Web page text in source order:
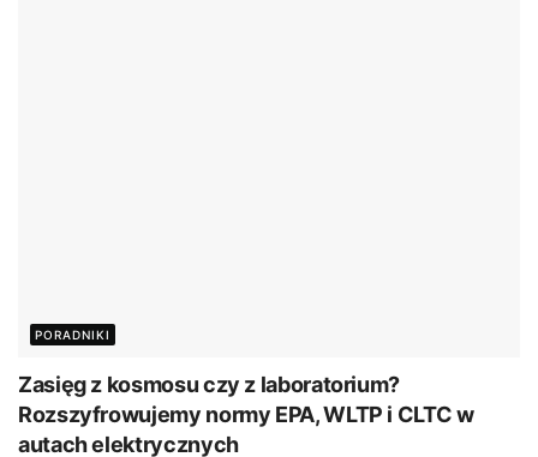
PORADNIKI
Zasięg z kosmosu czy z laboratorium?
Rozszyfrowujemy normy EPA, WLTP i CLTC w
autach elektrycznych